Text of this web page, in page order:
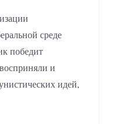
среде
победит
и
идей,